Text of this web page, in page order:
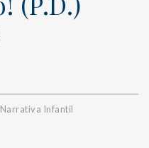
Narrativa Infantil